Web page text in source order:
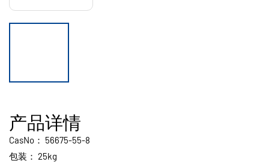
产品详情
CasNo： 56675-55-8
包装： 25kg